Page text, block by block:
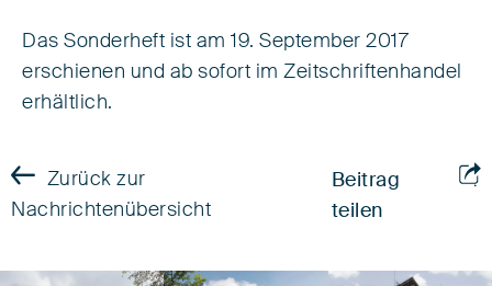
Das Sonderheft ist am 19. September 2017
erschienen und ab sofort im Zeitschriftenhandel
erhältlich.
Zurück zur
Nachrichtenübersicht
Beitrag
teilen